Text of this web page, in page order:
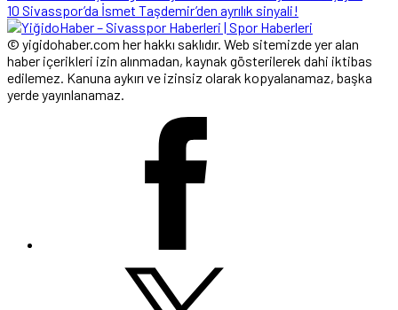
10 Sivasspor’da İsmet Taşdemir’den ayrılık sinyali!
© yigidohaber.com her hakkı saklıdır. Web sitemizde yer alan
haber içerikleri izin alınmadan, kaynak gösterilerek dahi iktibas
edilemez. Kanuna aykırı ve izinsiz olarak kopyalanamaz, başka
yerde yayınlanamaz.